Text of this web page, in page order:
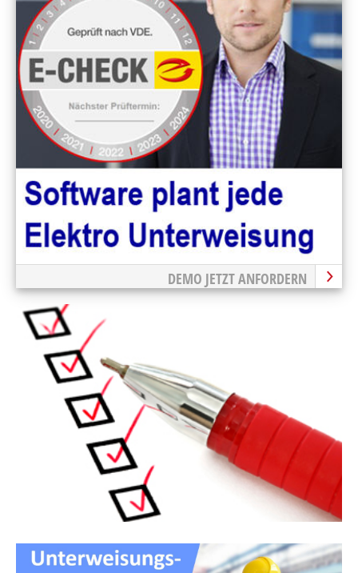
DEMO JETZT ANFORDERN